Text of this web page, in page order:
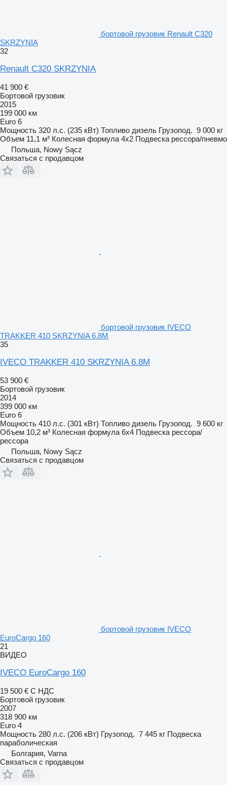
бортовой грузовик Renault C320
SKRZYNIA
32
Renault C320 SKRZYNIA
41 900 €
Бортовой грузовик
2015
199 000 км
Euro 6
Мощность 320 л.с. (235 кВт) Топливо дизель Грузопод. 9 000 кг
Объем 11,1 м³ Колесная формула 4x2 Подвеска рессора/пневмо
Польша, Nowy Sącz
Связаться с продавцом
бортовой грузовик IVECO
TRAKKER 410 SKRZYNIA 6.8M
35
IVECO TRAKKER 410 SKRZYNIA 6.8M
53 900 €
Бортовой грузовик
2014
399 000 км
Euro 6
Мощность 410 л.с. (301 кВт) Топливо дизель Грузопод. 9 600 кг
Объем 10,2 м³ Колесная формула 6x4 Подвеска рессора/
рессора
Польша, Nowy Sącz
Связаться с продавцом
бортовой грузовик IVECO
EuroCargo 160
21
ВИДЕО
IVECO EuroCargo 160
19 500 € С НДС
Бортовой грузовик
2007
318 900 км
Euro 4
Мощность 280 л.с. (206 кВт) Грузопод. 7 445 кг Подвеска
параболическая
Болгария, Varna
Связаться с продавцом